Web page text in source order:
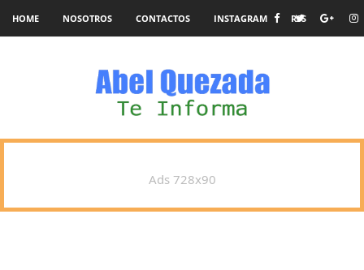
HOME NOSOTROS CONTACTOS INSTAGRAM RSS
Ads 728x90